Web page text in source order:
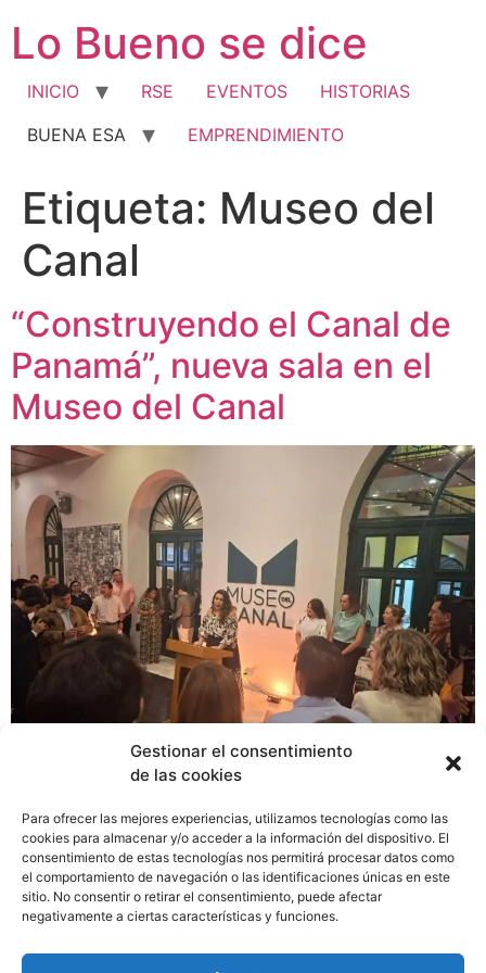
Gestionar el consentimiento
de las cookies
Para ofrecer las mejores experiencias, utilizamos tecnologías como las
cookies para almacenar y/o acceder a la información del dispositivo. El
consentimiento de estas tecnologías nos permitirá procesar datos como
el comportamiento de navegación o las identificaciones únicas en este
sitio. No consentir o retirar el consentimiento, puede afectar
negativamente a ciertas características y funciones.
contenido
Lo Bueno se dice
INICIO RSE EVENTOS
HISTORIAS
BUENA ESA
EMPRENDIMIENTO
Etiqueta: Museo del
Canal
“Construyendo el Canal de
Panamá”, nueva sala en el
Museo del Canal
El Museo del Canal abre al público su sala
“Construyendo el Canal de Panamá”, completamente
renovada, ofreciendo una visión moderna y enriquecida
sobre la construcción de esta emblemática obra de
ingeniería. Con un enfoque contemporáneo y tecnología
de última generación, la nueva sala explora los
invitando a los visitantes a conectar el pasado con la